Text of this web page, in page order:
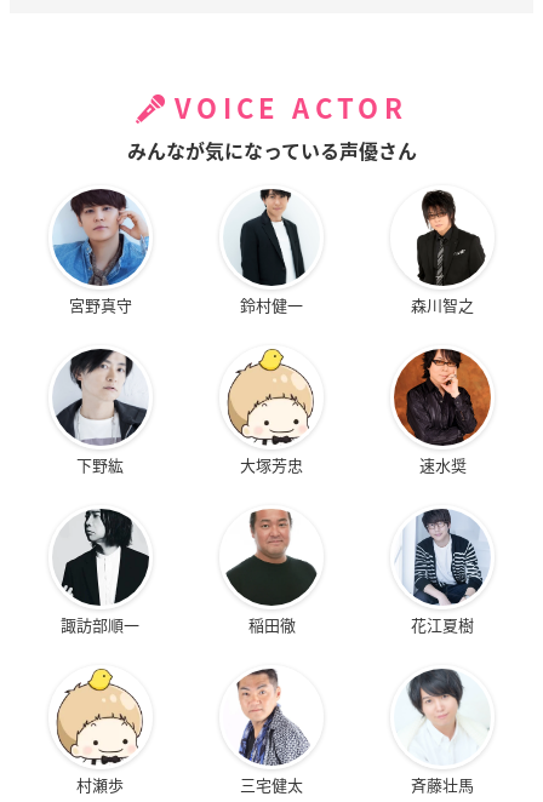
VOICE ACTOR
みんなが気になっている声優さん
宮野真守 鈴村健一 森川智之
下野紘 大塚芳忠 速水奨
諏訪部順一 稲田徹 花江夏樹
村瀬歩 三宅健太 斉藤壮馬